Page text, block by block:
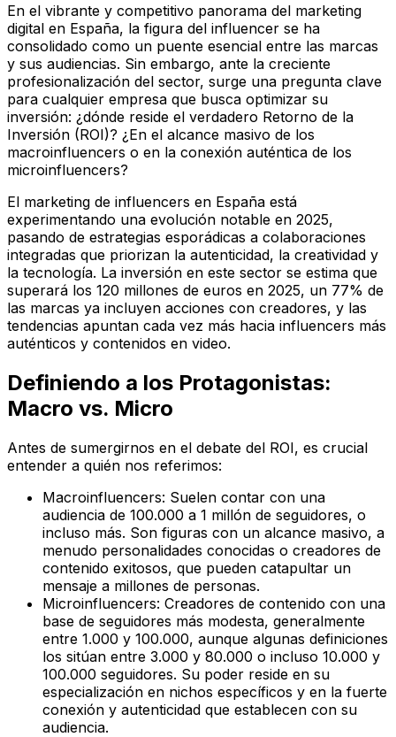
En el vibrante y competitivo panorama del marketing
digital en España, la figura del influencer se ha
consolidado como un puente esencial entre las marcas
y sus audiencias. Sin embargo, ante la creciente
profesionalización del sector, surge una pregunta clave
para cualquier empresa que busca optimizar su
inversión: ¿dónde reside el verdadero Retorno de la
Inversión (ROI)? ¿En el alcance masivo de los
macroinfluencers o en la conexión auténtica de los
microinfluencers?
El marketing de influencers en España está
experimentando una evolución notable en 2025,
pasando de estrategias esporádicas a colaboraciones
integradas que priorizan la autenticidad, la creatividad y
la tecnología. La inversión en este sector se estima que
superará los 120 millones de euros en 2025, un 77% de
las marcas ya incluyen acciones con creadores, y las
tendencias apuntan cada vez más hacia influencers más
auténticos y contenidos en video.
Definiendo a los Protagonistas:
Macro vs. Micro
Antes de sumergirnos en el debate del ROI, es crucial
entender a quién nos referimos:
Macroinfluencers: Suelen contar con una
audiencia de 100.000 a 1 millón de seguidores, o
incluso más. Son figuras con un alcance masivo, a
menudo personalidades conocidas o creadores de
contenido exitosos, que pueden catapultar un
mensaje a millones de personas.
Microinfluencers: Creadores de contenido con una
base de seguidores más modesta, generalmente
entre 1.000 y 100.000, aunque algunas definiciones
los sitúan entre 3.000 y 80.000 o incluso 10.000 y
100.000 seguidores. Su poder reside en su
especialización en nichos específicos y en la fuerte
conexión y autenticidad que establecen con su
audiencia.